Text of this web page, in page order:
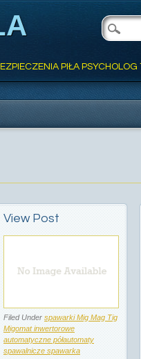
PIŁA PSYCHOLOG
View Post
Filed Under spawarki Mig Mag Tig
Migomat inwertorowe
automatyczne półautomaty
spawalnicze spawarka